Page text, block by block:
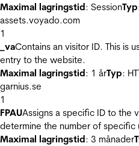
Maximal lagringstid: SessionTyp
assets.voyado.com
1
_vaContains an visitor ID. This is
entry to the website.
Maximal lagringstid: 1 årTyp:
garnius.se
1
FPAUAssigns a specific ID to the
determine the number of specific
Maximal lagringstid: 3 månader